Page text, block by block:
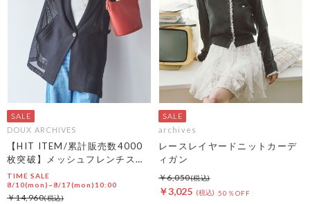
DOUX ARCHIVES
【HIT ITEM/累計販売数4000
枚突破】メッシュフレンチスリ
ーブジャケット／
TIME SALE
8/10(mon)~8/17(mon)10:00
￥14,960
archives
レースレイヤードニットカーデ
ィガン
￥3,025 50％OFF
￥6,050